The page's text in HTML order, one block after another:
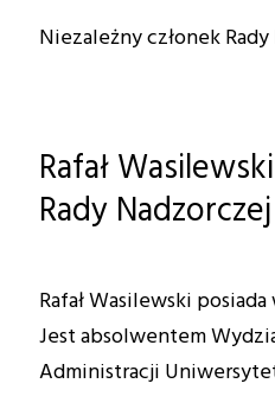
Niezależny członek
Rafał
Rady Nadzorczej
Rafał Wasilewski
Jest absolwentem
Administracji